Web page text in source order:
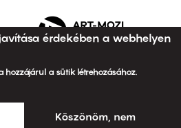
érdekében a webhelyen
hozzájárul a sütik létrehozásához.
Köszönöm, nem